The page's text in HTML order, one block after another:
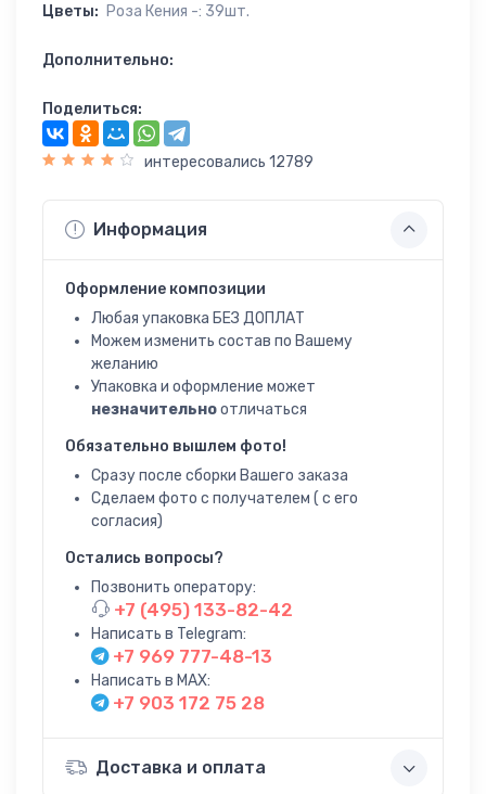
Цветы: Роза Кения -: 39шт.
Дополнительно:
Поделиться:
интересовались 12789
Информация
Оформление композиции
Любая упаковка БЕЗ ДОПЛАТ
Можем изменить состав по Вашему
желанию
Упаковка и оформление может
незначительноотличаться
Обязательно вышлем фото!
Сразу после сборки Вашего заказа
Сделаем фото с получателем ( с его
согласия)
Остались вопросы?
Позвонить оператору:
+7 (495) 133-82-42
Написать в Telegram:
+7 969 777-48-13
Написать в MAX:
+7 903 172 75 28
Доставка и оплата